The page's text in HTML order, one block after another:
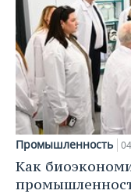
Промышленность
Как